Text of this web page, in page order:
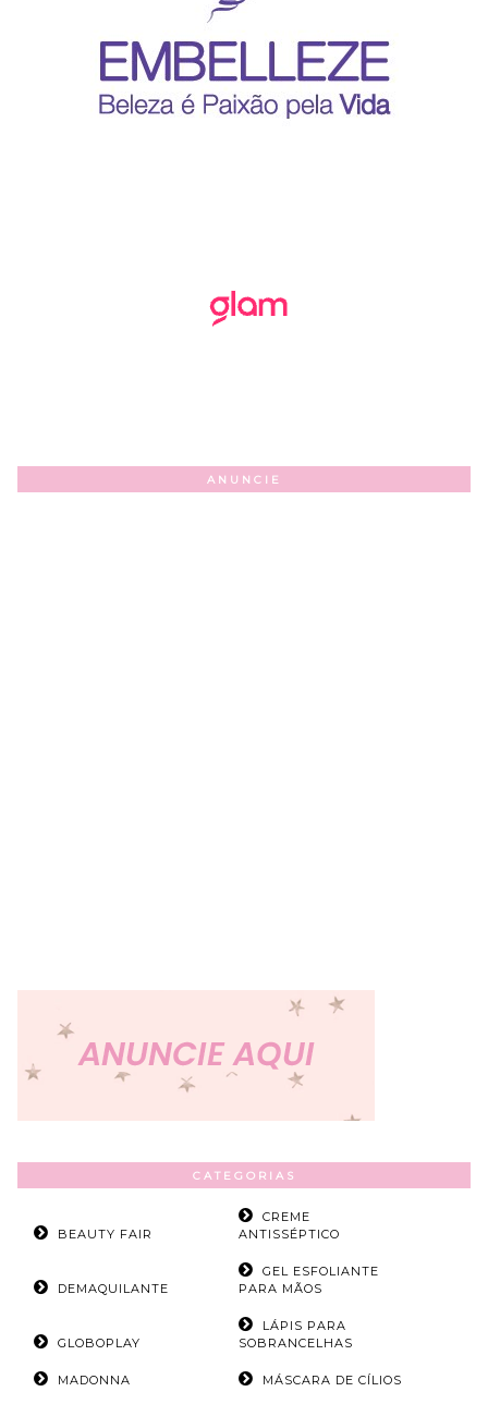
ANUNCIE
CATEGORIAS
BEAUTY FAIR
CREME
ANTISSÉPTICO
DEMAQUILANTE
GEL ESFOLIANTE
PARA MÃOS
GLOBOPLAY
LÁPIS PARA
SOBRANCELHAS
MADONNA MÁSCARA DE CÍLIOS